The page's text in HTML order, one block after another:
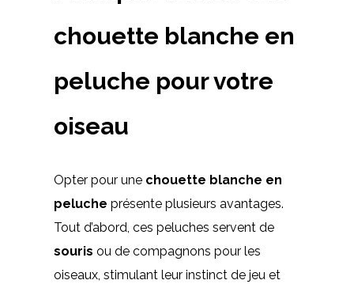
chouette blanche en
peluche pour votre
oiseau
Opter pour une chouette blanche en
peluche présente plusieurs avantages.
Tout d’abord, ces peluches servent de
souris ou de compagnons pour les
oiseaux, stimulant leur instinct de jeu et